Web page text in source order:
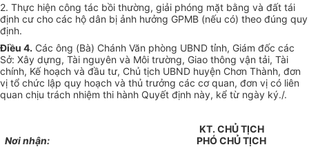
2. Thực hiện công tác bồi thường, giải phóng mặt bằng và đất tái
định cư cho các hộ dân bị ảnh hưởng GPMB (nếu có) theo đúng quy
định.
Điều 4. Các ông (Bà) Chánh Văn phòng UBND tỉnh, Giám đốc các
Sở: Xây dựng, Tài nguyên và Môi trường, Giao thông vận tải, Tài
chính, Kế hoạch và đầu tư, Chủ tịch UBND huyện Chơn Thành, đơn
vị tổ chức lập quy hoạch và thủ trưởng các cơ quan, đơn vị có liên
quan chịu trách nhiệm thi hành Quyết định này, kể từ ngày ký./.
Nơi nhận:
KT. CHỦ TỊCH
PHÓ CHỦ TỊCH